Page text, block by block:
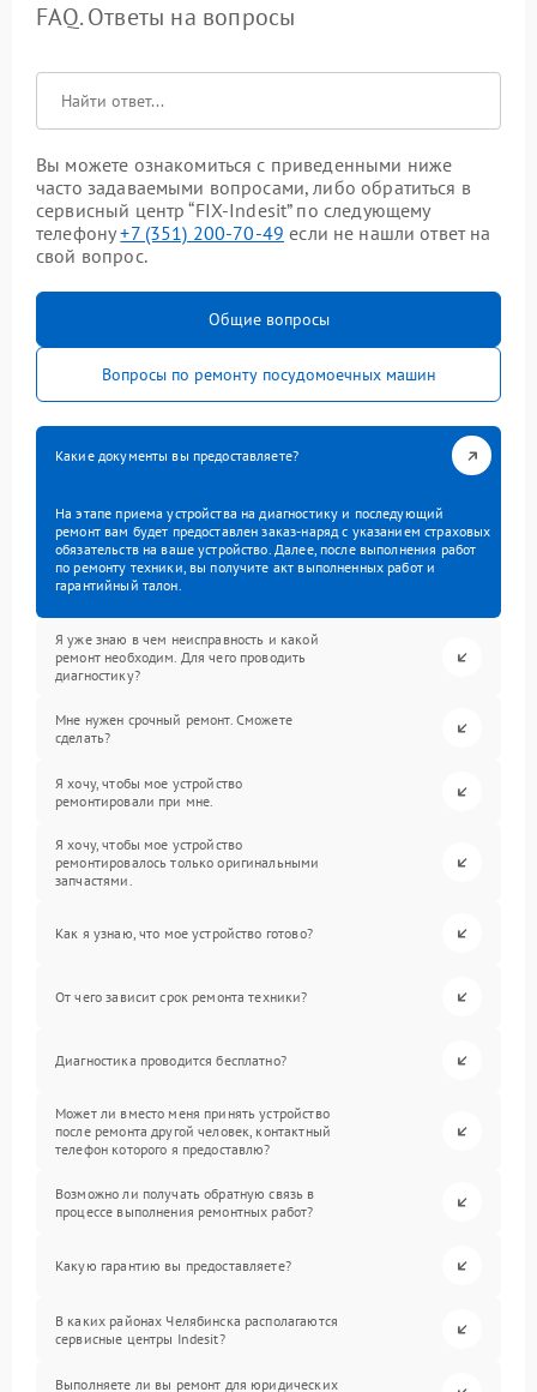
FAQ. Ответы на вопросы
Вы можете ознакомиться с приведенными ниже
часто задаваемыми вопросами, либо обратиться в
сервисный центр “FIX-Indesit” по следующему
телефону+7 (351) 200-70-49 если не нашли ответ на
свой вопрос.
Общие вопросы
Вопросы по ремонту посудомоечных машин
Какие документы вы предоставляете?
На этапе приема устройства на диагностику и последующий
ремонт вам будет предоставлен заказ-наряд с указанием страховых
обязательств на ваше устройство. Далее, после выполнения работ
по ремонту техники, вы получите акт выполненных работ и
гарантийный талон.
Я уже знаю в чем неисправность и какой
ремонт необходим. Для чего проводить
диагностику?
Мне нужен срочный ремонт. Сможете
сделать?
Я хочу, чтобы мое устройство
ремонтировали при мне.
Я хочу, чтобы мое устройство
ремонтировалось только оригинальными
запчастями.
Как я узнаю, что мое устройство готово?
От чего зависит срок ремонта техники?
Диагностика проводится бесплатно?
Может ли вместо меня принять устройство
после ремонта другой человек, контактный
телефон которого я предоставлю?
Возможно ли получать обратную связь в
процессе выполнения ремонтных работ?
Какую гарантию вы предоставляете?
В каких районах Челябинска располагаются
сервисные центры Indesit?
Выполняете ли вы ремонт для юридических